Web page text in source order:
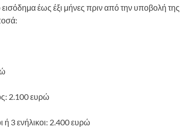
έως έξι μήνες πριν από την υποβολή της
2.100 ευρώ
ή 3 ενήλικοι: 2.400 ευρώ